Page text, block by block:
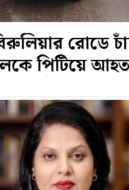
রোডে
পিটিয়ে
ভ্যান